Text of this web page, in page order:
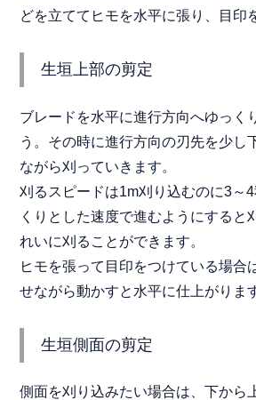
どを立ててヒモを水平に張り、目印
生垣上部の剪定
ブレードを水平に進行方向へゆっく
う。その時に進行方向の刃先を少し
ながら刈っていきます。
刈るスピードは1m刈り込むのに3～
くりとした速度で進むようにすると
れいに刈ることができます。
ヒモを張って目印をつけている場合
せながら動かすと水平に仕上がりま
生垣側面の剪定
側面を刈り込みたい場合は、下から